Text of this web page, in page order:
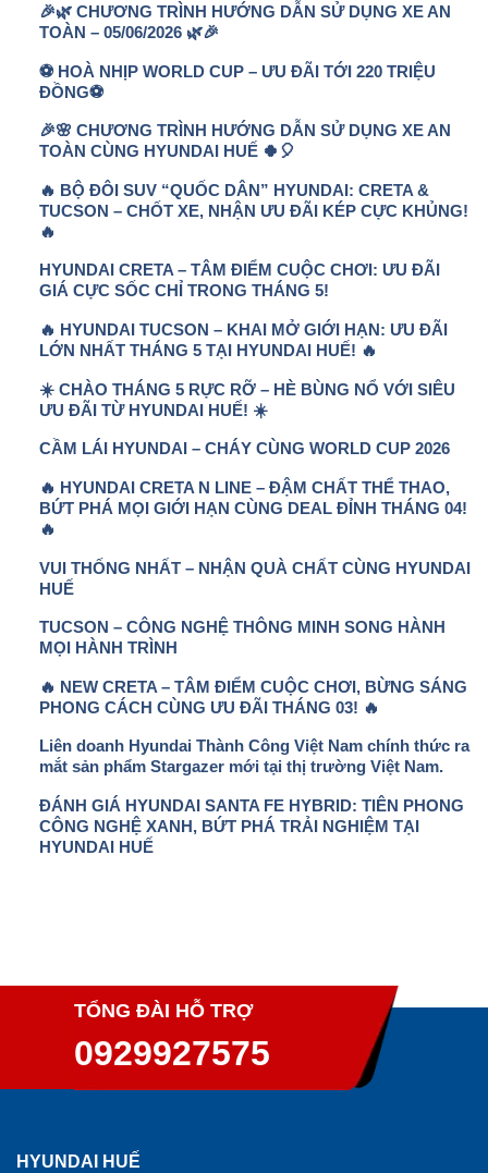
🎉🌿 CHƯƠNG TRÌNH HƯỚNG DẪN SỬ DỤNG XE AN
TOÀN – 05/06/2026 🌿🎉
⚽ HOÀ NHỊP WORLD CUP – ƯU ĐÃI TỚI 220 TRIỆU
ĐỒNG⚽
🎉🌸 CHƯƠNG TRÌNH HƯỚNG DẪN SỬ DỤNG XE AN
TOÀN CÙNG HYUNDAI HUẾ 🍀🎈
🔥 BỘ ĐÔI SUV “QUỐC DÂN” HYUNDAI: CRETA &
TUCSON – CHỐT XE, NHẬN ƯU ĐÃI KÉP CỰC KHỦNG!
🔥
HYUNDAI CRETA – TÂM ĐIỂM CUỘC CHƠI: ƯU ĐÃI
GIÁ CỰC SỐC CHỈ TRONG THÁNG 5!
🔥 HYUNDAI TUCSON – KHAI MỞ GIỚI HẠN: ƯU ĐÃI
LỚN NHẤT THÁNG 5 TẠI HYUNDAI HUẾ! 🔥
☀️ CHÀO THÁNG 5 RỰC RỠ – HÈ BÙNG NỔ VỚI SIÊU
ƯU ĐÃI TỪ HYUNDAI HUẾ! ☀️
CẦM LÁI HYUNDAI – CHÁY CÙNG WORLD CUP 2026
🔥 HYUNDAI CRETA N LINE – ĐẬM CHẤT THỂ THAO,
BỨT PHÁ MỌI GIỚI HẠN CÙNG DEAL ĐỈNH THÁNG 04!
🔥
VUI THỐNG NHẤT – NHẬN QUÀ CHẤT CÙNG HYUNDAI
HUẾ
TUCSON – CÔNG NGHỆ THÔNG MINH SONG HÀNH
MỌI HÀNH TRÌNH
🔥 NEW CRETA – TÂM ĐIỂM CUỘC CHƠI, BỪNG SÁNG
PHONG CÁCH CÙNG ƯU ĐÃI THÁNG 03! 🔥
Liên doanh Hyundai Thành Công Việt Nam chính thức ra
mắt sản phẩm Stargazer mới tại thị trường Việt Nam.
ĐÁNH GIÁ HYUNDAI SANTA FE HYBRID: TIÊN PHONG
CÔNG NGHỆ XANH, BỨT PHÁ TRẢI NGHIỆM TẠI
HYUNDAI HUẾ
TỔNG ĐÀI HỖ TRỢ
0929927575
HYUNDAI HUẾ